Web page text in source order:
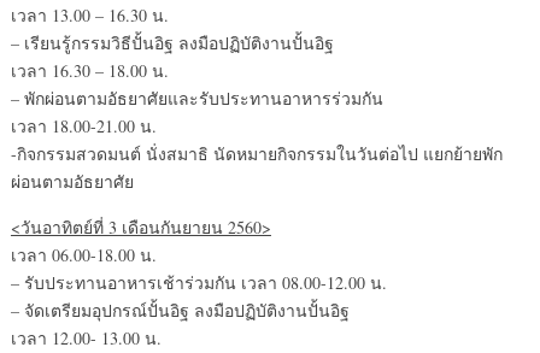
เวลา 13.00 – 16.30 น.
– เรียนรู้กรรมวิธีปั้นอิฐ ลงมือปฏิบัติงานปั้นอิฐ
เวลา 16.30 – 18.00 น.
– พักผ่อนตามอัธยาศัยและรับประทานอาหารร่วมกัน
เวลา 18.00-21.00 น.
-กิจกรรมสวดมนต์ นั่งสมาธิ นัดหมายกิจกรรมในวันต่อไป แยกย้ายพัก
ผ่อนตามอัธยาศัย
<วันอาทิตย์ที่ 3 เดือนกันยายน 2560>
เวลา 06.00-18.00 น.
– รับประทานอาหารเช้าร่วมกัน เวลา 08.00-12.00 น.
– จัดเตรียมอุปกรณ์ปั้นอิฐ ลงมือปฏิบัติงานปั้นอิฐ
เวลา 12.00- 13.00 น.